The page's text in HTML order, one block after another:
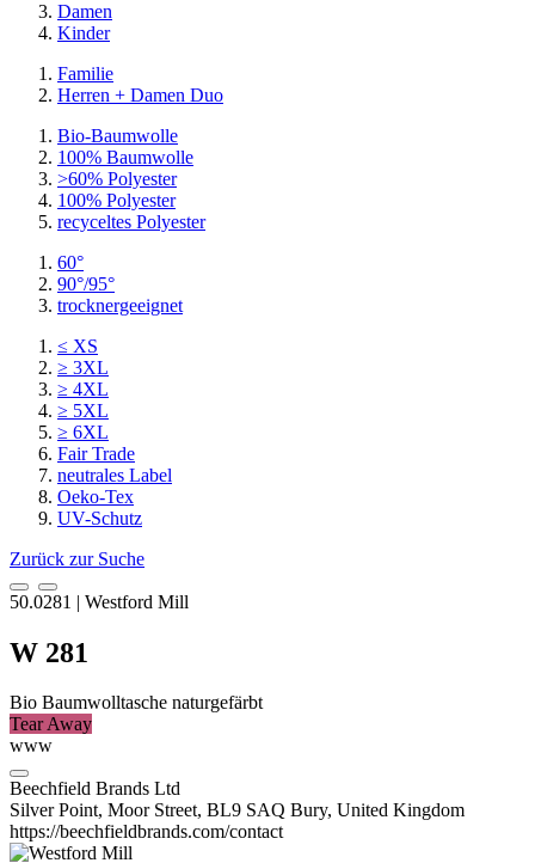
Damen
Kinder
Familie
Herren + Damen Duo
Bio-Baumwolle
100% Baumwolle
>60% Polyester
100% Polyester
recyceltes Polyester
60°
90°/95°
trocknergeeignet
≤ XS
≥ 3XL
≥ 4XL
≥ 5XL
≥ 6XL
Fair Trade
neutrales Label
Oeko-Tex
UV-Schutz
Zurück zur Suche
50.0281 | Westford Mill
W 281
Bio Baumwolltasche naturgefärbt
Tear Away
www
Beechfield Brands Ltd
Silver Point, Moor Street, BL9 SAQ Bury, United Kingdom
https://beechfieldbrands.com/contact